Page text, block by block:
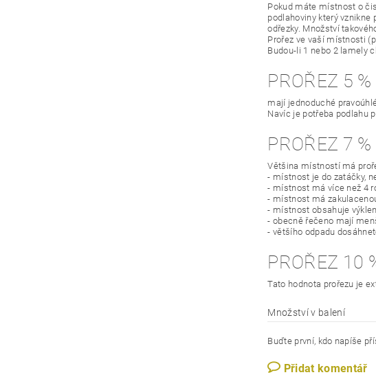
Pokud máte místnost o
podlahoviny který vznikne
odřezky. Množství
Prořez ve vaší místnosti
Budou-li 1 nebo 2 lamely
PROŘEZ 5 %
mají jednoduché
Navíc je potřeba podlahu
PROŘEZ 7 %
Většina místností má
- místnost je do zatáčky,
- místnost má více než 4
- místnost má
- místnost obsahuje
- obecně řečeno mají
- většího odpadu
PROŘEZ 10
Tato hodnota prořezu je
Množství v balení
Buďte první, kdo napíše
Přidat komentář